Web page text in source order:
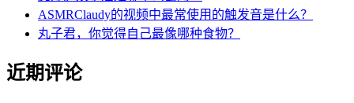
ASMRClaudy的视频中最常使用的触发音是什么？
丸子君，你觉得自己最像哪种食物？
近期评论